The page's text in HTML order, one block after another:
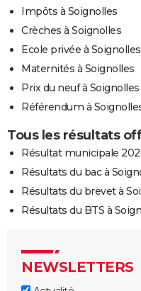
Impôts à Soignolles
Crèches à Soignolles
Ecole privée à Soignolles
Maternités à Soignolles
Prix du neuf à Soignolles
Référendum à
Tous les résultats
Résultat municipale
Résultats du bac à
Résultats du brevet à
Résultats du BTS à
NEWSLETTERS